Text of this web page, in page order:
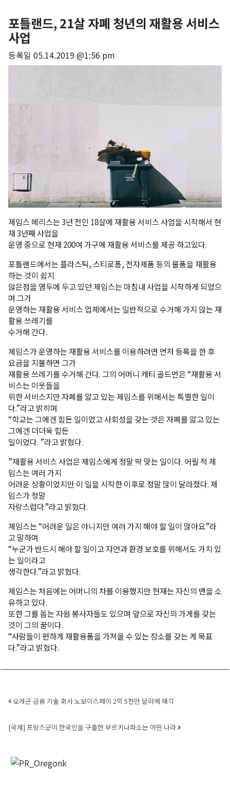
포틀랜드, 21살 자폐 청년의 재활용 서비스
사업
등록일 05.14.2019 @1:56 pm
제임스 헤리스는 3년 전인 18살에 재활용 서비스 사업을 시작해서 현
재 3년째 사업을
운영 중으로 현재 200여 가구에 재활용 서비스를 제공 하고있다.
포틀랜드에서는 플라스틱, 스티로폼, 전자제품 등의 물품을 재활용
하는 것이 쉽지
않은점을 염두에 두고 있던 제임스는 마침내 사업을 시작하게 되었으
며 그가
운영하는 재활용 서비스 업체에서는 일반적으로 수거해 가지 않는 재
활용 쓰레기를
수거해 간다.
제임스가 운영하는 재활용 서비스를 이용하려면 먼저 등록을 한 후
요금을 지불하면 그가
재활용 쓰레기를 수거해 간다. 그의 어머니 캐티 골드먼은 “재활용 서
비스는 이웃들을
위한 서비스지만 자폐를 앓고 있는 제임스를 위해서는 특별한 일이
다.”라고 밝히며
“학교는 그에겐 힘든 일이었고 사회성을 갖는 것은 자폐를 앓고 있는
그에겐 더더욱 힘든
일이었다. ”라고 밝혔다.
”재활용 서비스 사업은 제임스에게 정말 딱 맞는 일이다. 어릴 적 제
임스는 여러 가지
어려운 상황이었지만 이 일을 시작한 이후로 정말 많이 달라졌다. 제
임스가 정말
자랑스럽다.”라고 밝혔다.
제임스는 “어려운 일은 아니지만 여러 가지 해야 할 일이 많아요”라
고 말하며
“누군가 반드시 해야 할 일이고 자연과 환경 보호를 위해서도 가치 있
는 일이라고
생각한다.”라고 밝혔다.
제임스는 처음에는 어머니의 차를 이용했지만 현재는 자신의 밴을 소
유하고 있다.
또한 그를 돕는 자원 봉사자들도 있으며 앞으로 자신의 가게를 갖는
것이 그의 꿈이다.
“사람들이 편하게 재활용품을 가져올 수 있는 장소를 갖는 게 목표
다.”라고 밝혔다.
Post navigation
오레곤 금융 기술 회사 노보이스페이 2억 5천만 달러에 매각
[국제] 프랑스군이 한국인을 구출한 부르키나파소는 어떤 나라